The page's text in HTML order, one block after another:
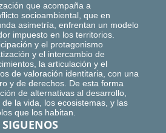
que acompaña a
socioambiental, que en
asimetría, enfrentan un modelo
impuesto en los territorios.
y el protagonismo
y el intercambio de
la articulación y el
de valoración identitaria, con una
y de derechos. De esta forma
de alternativas al desarrollo,
la vida, los ecosistemas, y las
que los habitan.
SIGUENOS